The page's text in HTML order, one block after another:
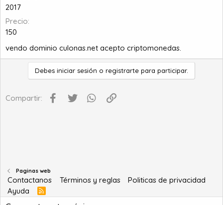
2017
Precio
150
vendo dominio culonas.net acepto criptomonedas.
Debes iniciar sesión o registrarte para participar.
Compartir: Facebook
Twitter WhatsApp
Paginas web
Contactanos Términos y reglas
Politicas de privacidad
Ayuda
R
S